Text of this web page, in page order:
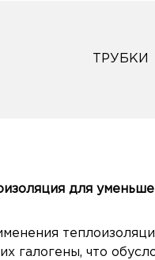
ТРУБКИ
для
галогены, что